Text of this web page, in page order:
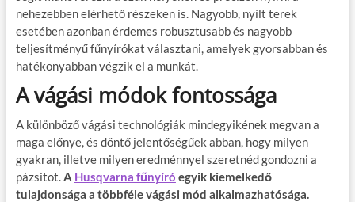
nehezebben elérhető részeken is. Nagyobb, nyílt terek
esetében azonban érdemes robusztusabb és nagyobb
teljesítményű fűnyírókat választani, amelyek gyorsabban és
hatékonyabban végzik el a munkát.
A vágási módok fontossága
A különböző vágási technológiák mindegyikének megvan a
maga előnye, és döntő jelentőségűek abban, hogy milyen
gyakran, illetve milyen eredménnyel szeretnéd gondozni a
pázsitot. A Husqvarna fűnyíró egyik kiemelkedő
tulajdonsága a többféle vágási mód alkalmazhatósága.